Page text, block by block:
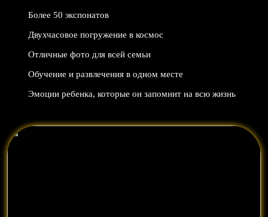
Более 50 экспонатов
Двухчасовое погружение в космос
Отличные фото для всей семьи
Обучение и развлечения в одном месте
Эмоции ребенка, которые он запомнит на всю жизнь